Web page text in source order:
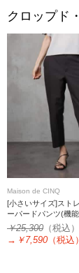
クロップド
Maison de CINQ
[小さいサイズ]スト
ーパードパンツ(機
￥25,300 （税込）
→ ￥7,590 （税込）